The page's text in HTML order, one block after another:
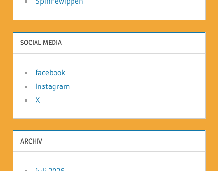
SOCIAL MEDIA
facebook
Instagram
X
ARCHIV